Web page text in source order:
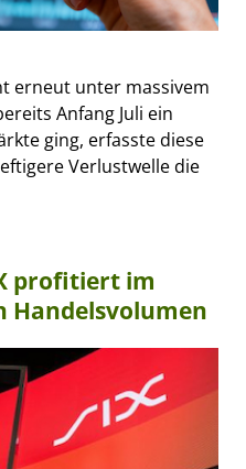
erneut unter massivem
Anfang Juli ein
ging, erfasste diese
Verlustwelle die
profitiert im
Handelsvolumen